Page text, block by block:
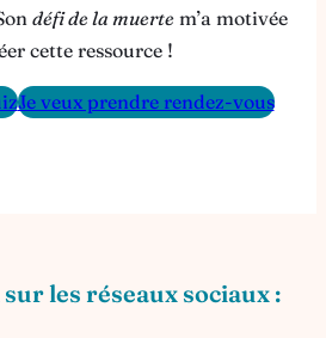
défi de la muerte m’a motivée
cette ressource !
Je veux prendre rendez-vous
les réseaux sociaux :